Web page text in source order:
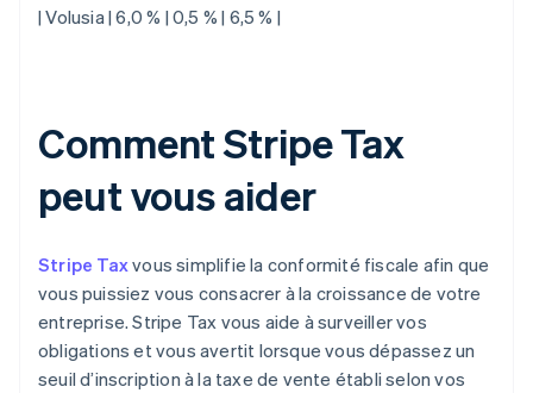
| Volusia | 6,0 % | 0,5 % | 6,5 % |
Comment Stripe Tax
peut vous aider
Stripe Taxvous simplifie la conformité fiscale afin que
vous puissiez vous consacrer à la croissance de votre
entreprise. Stripe Tax vous aide à surveiller vos
obligations et vous avertit lorsque vous dépassez un
seuil d’inscription à la taxe de vente établi selon vos